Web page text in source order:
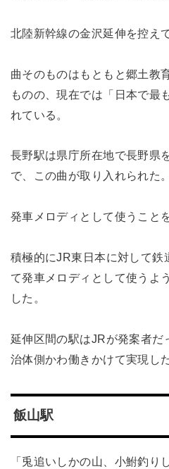
北陸新幹線の金沢延伸を控え
曲そのものはもともと郷土教
ものの、現在では「日本で最
れている。
長野駅は県庁所在地で長野県
で、この曲が取り入れられた。
発車メロディとして使うこと
積極的にJR東日本に対して鉄
て発車メロディとして使うよ
した。
延伸区間の駅はJRが発案者だ
治体側かわ働きかけて実現し
飯山駅
「兎追いしかの山、小鮒釣